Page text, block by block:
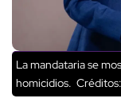
La mandataria se
homicidios.